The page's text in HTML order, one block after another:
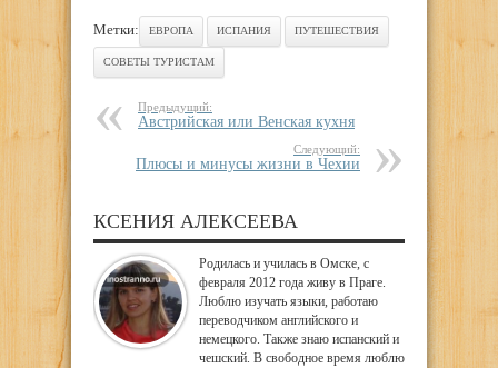
Метки: ЕВРОПА ИСПАНИЯ ПУТЕШЕСТВИЯ
СОВЕТЫ ТУРИСТАМ
Предыдущий:
Австрийская или Венская кухня
Следующий:
Плюсы и минусы жизни в Чехии
КСЕНИЯ АЛЕКСЕЕВА
Родилась и училась в Омске, с
февраля 2012 года живу в Праге.
Люблю изучать языки, работаю
переводчиком английского и
немецкого. Также знаю испанский и
чешский. В свободное время люблю